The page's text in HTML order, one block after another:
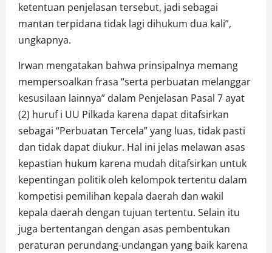
ketentuan penjelasan tersebut, jadi sebagai
mantan terpidana tidak lagi dihukum dua kali”,
ungkapnya.
Irwan mengatakan bahwa prinsipalnya memang
mempersoalkan frasa “serta perbuatan melanggar
kesusilaan lainnya” dalam Penjelasan Pasal 7 ayat
(2) huruf i UU Pilkada karena dapat ditafsirkan
sebagai “Perbuatan Tercela” yang luas, tidak pasti
dan tidak dapat diukur. Hal ini jelas melawan asas
kepastian hukum karena mudah ditafsirkan untuk
kepentingan politik oleh kelompok tertentu dalam
kompetisi pemilihan kepala daerah dan wakil
kepala daerah dengan tujuan tertentu. Selain itu
juga bertentangan dengan asas pembentukan
peraturan perundang-undangan yang baik karena